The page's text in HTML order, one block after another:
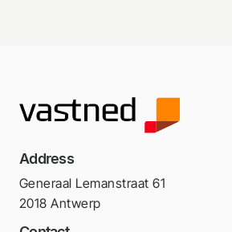
Address
Generaal Lemanstraat 61
2018 Antwerp